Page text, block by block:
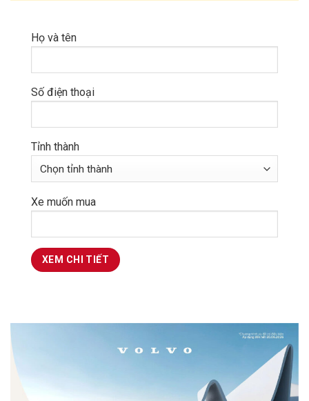
Họ và tên
Số điện thoại
Tỉnh thành
Xe muốn mua